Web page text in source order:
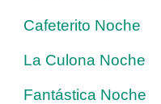
Cafeterito Noche
La Culona Noche
Fantástica Noche